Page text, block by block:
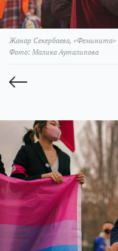
Жанар Секербаева, «Феминита»
Фото: Малика Ауталипова